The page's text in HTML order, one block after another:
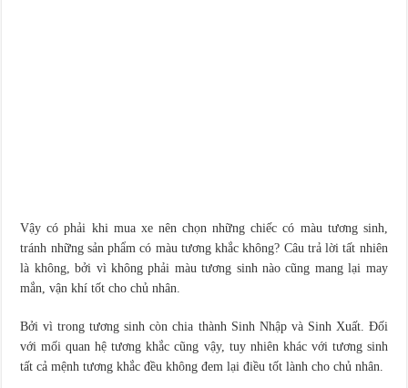
Vậy có phải khi mua xe nên chọn những chiếc có màu tương sinh,
tránh những sản phẩm có màu tương khắc không? Câu trả lời tất nhiên
là không, bởi vì không phải màu tương sinh nào cũng mang lại may
mắn, vận khí tốt cho chủ nhân.
Bởi vì trong tương sinh còn chia thành Sinh Nhập và Sinh Xuất. Đối
với mối quan hệ tương khắc cũng vậy, tuy nhiên khác với tương sinh
tất cả mệnh tương khắc đều không đem lại điều tốt lành cho chủ nhân.